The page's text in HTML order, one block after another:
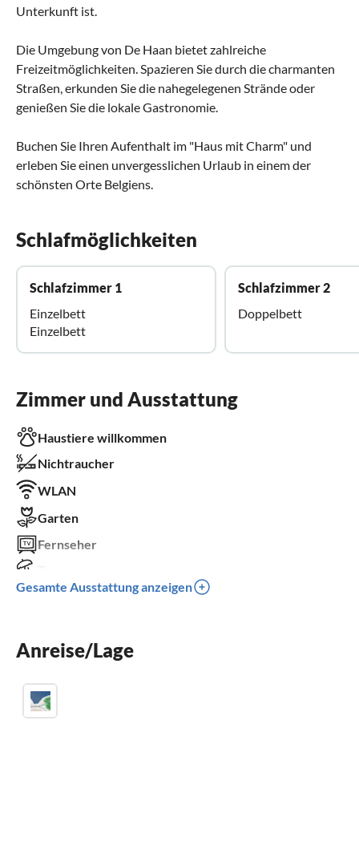
Unterkunft ist.
Die Umgebung von De Haan bietet zahlreiche
Freizeitmöglichkeiten. Spazieren Sie durch die charmanten
Straßen, erkunden Sie die nahegelegenen Strände oder
genießen Sie die lokale Gastronomie.
Buchen Sie Ihren Aufenthalt im "Haus mit Charm" und
erleben Sie einen unvergesslichen Urlaub in einem der
schönsten Orte Belgiens.
Schlafmöglichkeiten
Schlafzimmer 1
Einzelbett
Einzelbett
Schlafzimmer 2
Doppelbett
Zimmer und Ausstattung
Haustiere willkommen
Nichtraucher
WLAN
Garten
Fernseher
Spülmaschine
Parkplatz
Gesamte Ausstattung anzeigen
Anreise/Lage